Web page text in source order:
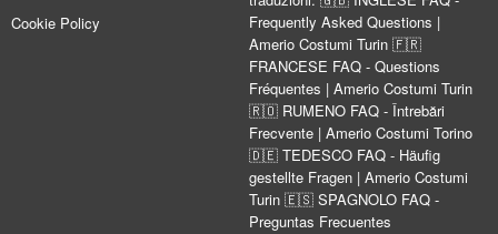
Cookie Policy
Frequently Asked Questions |
Amerio Costumi Turin 🇫🇷
FRANCESE FAQ - Questions
Fréquentes | Amerio Costumi Turin
🇷🇴 RUMENO FAQ - Întrebări
Frecvente | Amerio Costumi Torino
🇩🇪 TEDESCO FAQ - Häufig
gestellte Fragen | Amerio Costumi
Turin 🇪🇸 SPAGNOLO FAQ -
Preguntas Frecuentes